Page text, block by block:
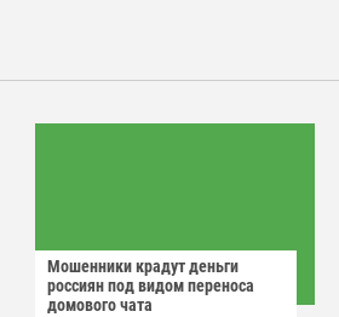
Мошенники крадут деньги
россиян под видом переноса
домового чата